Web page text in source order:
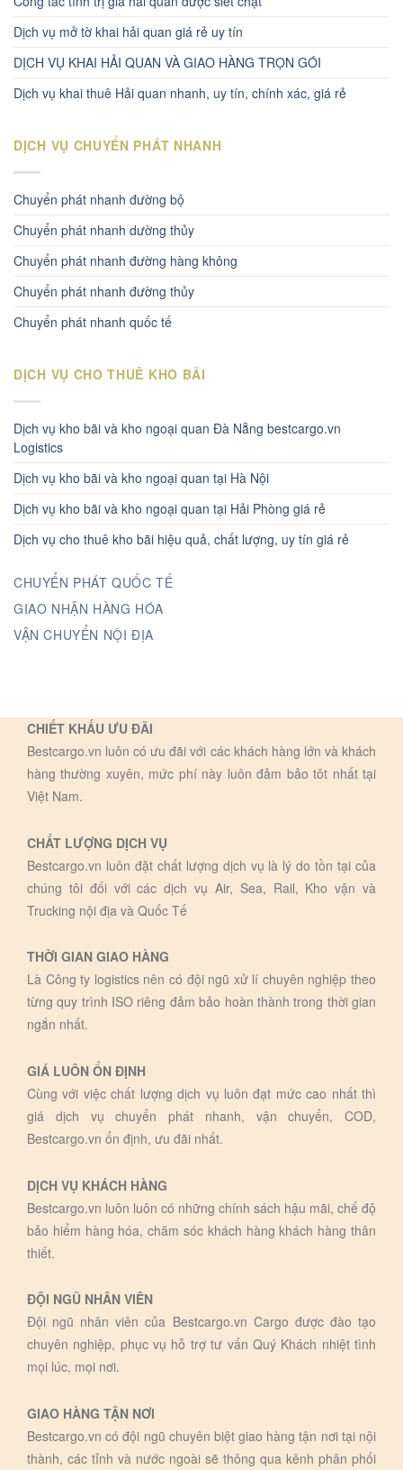
Dịch vụ mở tờ khai hải quan giá rẻ uy tín
DỊCH VỤ KHAI HẢI QUAN VÀ GIAO HÀNG TRỌN GÓI
Dịch vụ khai thuê Hải quan nhanh, uy tín, chính xác, giá rẻ
DỊCH VỤ CHUYỂN PHÁT NHANH
Chuyển phát nhanh đường bộ
Chuyển phát nhanh dường thủy
Chuyển phát nhanh đường hàng không
Chuyển phát nhanh đường thủy
Chuyển phát nhanh quốc tế
DỊCH VỤ CHO THUÊ KHO BÃI
Dịch vụ kho bãi và kho ngoại quan Đà Nẵng bestcargo.vn
Logistics
Dịch vụ kho bãi và kho ngoại quan tại Hà Nội
Dịch vụ kho bãi và kho ngoại quan tại Hải Phòng giá rẻ
Dịch vụ cho thuê kho bãi hiệu quả, chất lượng, uy tín giá rẻ
CHUYỂN PHÁT QUỐC TẾ
GIAO NHẬN HÀNG HÓA
VẬN CHUYỂN NỘI ĐỊA
CHIẾT KHẤU ƯU ĐÃI
Bestcargo.vn luôn có ưu đãi với các khách hàng lớn và khách
hàng thường xuyên, mức phí này luôn đảm bảo tôt nhất tại
Việt Nam.
CHẤT LƯỢNG DỊCH VỤ
Bestcargo.vn luôn đặt chất lượng dịch vụ là lý do tồn tại của
chúng tôi đối với các dịch vụ Air, Sea, Rail, Kho vận và
Trucking nội địa và Quốc Tế
THỜI GIAN GIAO HÀNG
Là Công ty logistics nên có đội ngũ xử lí chuyên nghiệp theo
từng quy trình ISO riêng đảm bảo hoàn thành trong thời gian
ngắn nhất.
GIÁ LUÔN ỔN ĐỊNH
Cùng với việc chất lượng dịch vụ luôn đạt mức cao nhất thì
giá dịch vụ chuyển phát nhanh, vận chuyển, COD,
Bestcargo.vn ổn định, ưu đãi nhất.
DỊCH VỤ KHÁCH HÀNG
Bestcargo.vn luôn luôn có những chính sách hậu mãi, chế độ
bảo hiểm hàng hóa, chăm sóc khách hàng khách hàng thân
thiết.
ĐỘI NGŨ NHÂN VIÊN
Đội ngũ nhân viên của Bestcargo.vn Cargo được đào tạo
chuyên nghiệp, phục vụ hỗ trợ tư vấn Quý Khách nhiệt tình
mọi lúc, mọi nơi.
GIAO HÀNG TẬN NƠI
Bestcargo.vn có đội ngũ chuyên biệt giao hàng tận nơi tại nội
thành, các tỉnh và nước ngoài sẽ thông qua kênh phân phối